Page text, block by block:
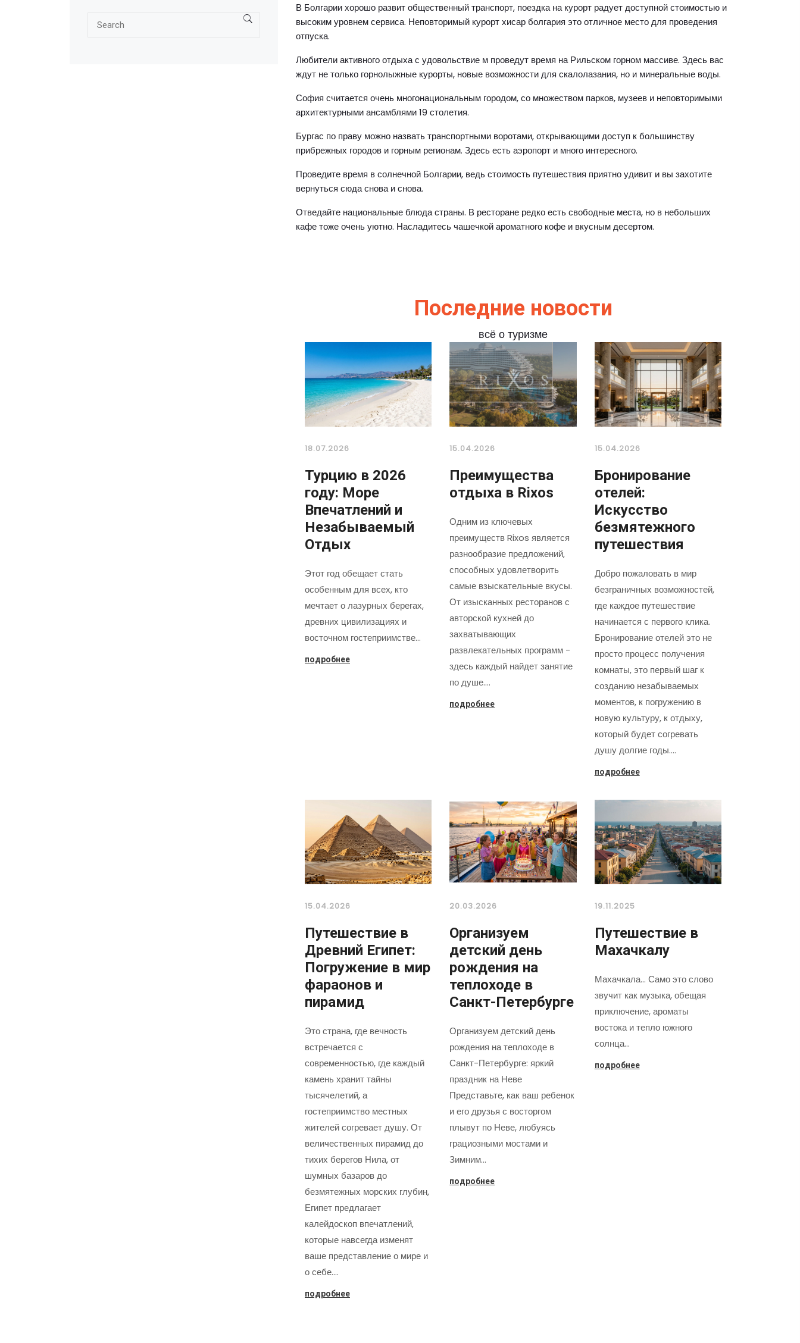
В Болгарии хорошо развит общественный транспорт, поездка на курорт радует доступной стоимостью и
высоким уровнем сервиса. Неповторимый курорт хисар болгария это отличное место для проведения
отпуска.
Любители активного отдыха с удовольствие м проведут время на Рильском горном массиве. Здесь вас
ждут не только горнолыжные курорты, новые возможности для скалолазания, но и минеральные воды.
София считается очень многонациональным городом, со множеством парков, музеев и неповторимыми
архитектурными ансамблями 19 столетия.
Бургас по праву можно назвать транспортными воротами, открывающими доступ к большинству
прибрежных городов и горным регионам. Здесь есть аэропорт и много интересного.
Проведите время в солнечной Болгарии, ведь стоимость путешествия приятно удивит и вы захотите
вернуться сюда снова и снова.
Отведайте национальные блюда страны. В ресторане редко есть свободные места, но в небольших
кафе тоже очень уютно. Насладитесь чашечкой ароматного кофе и вкусным десертом.
Последние новости
всё о туризме
18.07.2026
Турцию в 2026
году: Море
Впечатлений и
Незабываемый
Отдых
Этот год обещает стать
особенным для всех, кто
мечтает о лазурных берегах,
древних цивилизациях и
восточном гостеприимстве…
подробнее
15.04.2026
Преимущества
отдыха в Rixos
Одним из ключевых
преимуществ Rixos является
разнообразие предложений,
способных удовлетворить
самые взыскательные вкусы.
От изысканных ресторанов с
авторской кухней до
захватывающих
развлекательных программ -
здесь каждый найдет занятие
по душе.…
подробнее
15.04.2026
Бронирование
отелей:
Искусство
безмятежного
путешествия
Добро пожаловать в мир
безграничных возможностей,
где каждое путешествие
начинается с первого клика.
Бронирование отелей это не
просто процесс получения
комнаты, это первый шаг к
созданию незабываемых
моментов, к погружению в
новую культуру, к отдыху,
который будет согревать
душу долгие годы.…
подробнее
15.04.2026
Путешествие в
Древний Египет:
Погружение в мир
фараонов и
пирамид
Это страна, где вечность
встречается с
современностью, где каждый
камень хранит тайны
тысячелетий, а
гостеприимство местных
жителей согревает душу. От
величественных пирамид до
тихих берегов Нила, от
шумных базаров до
безмятежных морских глубин,
Египет предлагает
калейдоскоп впечатлений,
которые навсегда изменят
ваше представление о мире и
о себе.…
подробнее
20.03.2026
Организуем
детский день
рождения на
теплоходе в
Санкт-Петербурге
Организуем детский день
рождения на теплоходе в
Санкт-Петербурге: яркий
праздник на Неве
Представьте, как ваш ребенок
и его друзья с восторгом
плывут по Неве, любуясь
грациозными мостами и
Зимним…
подробнее
19.11.2025
Путешествие в
Махачкалу
Махачкала... Само это слово
звучит как музыка, обещая
приключение, ароматы
востока и тепло южного
солнца…
подробнее